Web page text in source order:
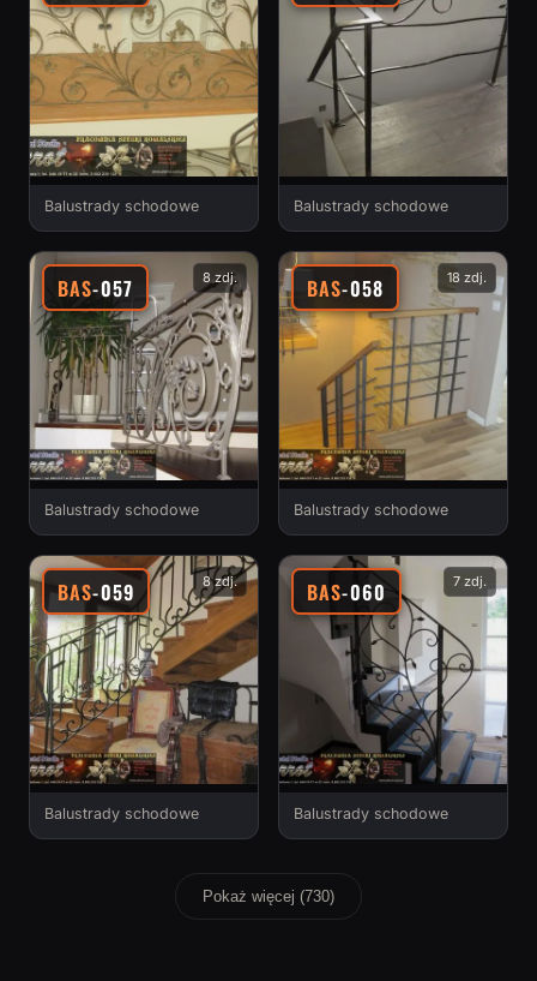
Balustrady schodowe Balustrady schodowe
BAS-057 8 zdj.
Balustrady schodowe
BAS-058 18 zdj.
Balustrady schodowe
BAS-059 8 zdj.
Balustrady schodowe
BAS-060 7 zdj.
Balustrady schodowe
Pokaż więcej (730)